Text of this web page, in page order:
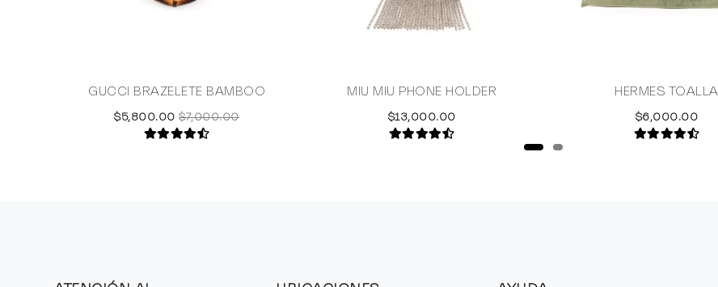
GUCCI BRAZELETE BAMBOO
$5,800.00 $7,000.00
MIU MIU PHONE HOLDER
$13,000.00
HERMES TOALLA
$6,000.00